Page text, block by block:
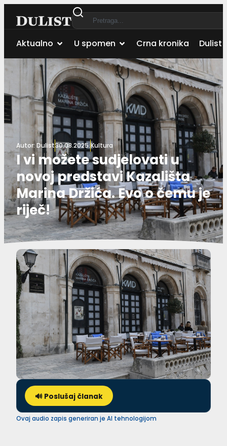
Aktualno U spomen Crna kronika Dulist
Autor: Dulist30.08.2025.Kultura
I vi možete sudjelovati u
novoj predstavi Kazališta
Marina Držića. Evo o čemu je
riječ!
🔊 Poslušaj članak
Ovaj audio zapis generiran je AI tehnologijom